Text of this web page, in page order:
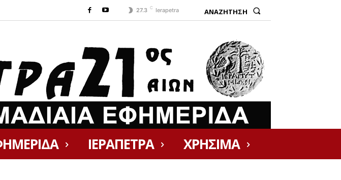
27.3 C Ierapetra ΑΝΑΖΗΤΗΣΗ
ΙΕΡΑΠΕΤΡΑ ΧΡΗΣΙΜΑ